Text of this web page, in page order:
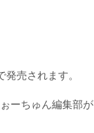
売されます。
ーちゅん編集部が